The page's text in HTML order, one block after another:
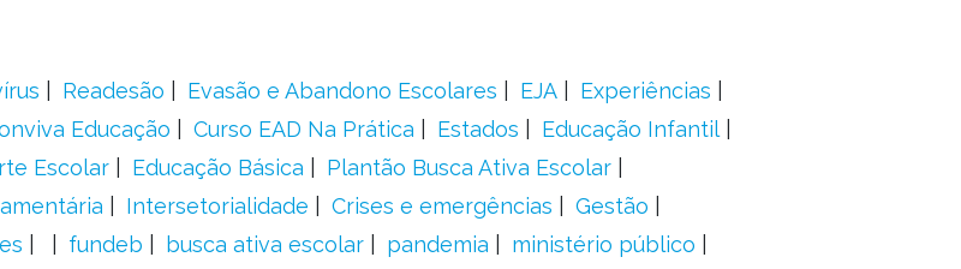
Readesão Evasão e Abandono Escolares EJA
Experiências
Educação Curso EAD Na Prática Estados
Educação Infantil
Escolar Educação Básica
Plantão Busca Ativa Escolar
Intersetorialidade Crises e emergências
Gestão
fundeb busca ativa escolar pandemia
ministério público